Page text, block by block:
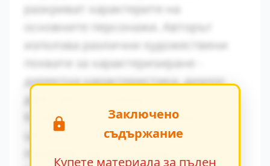
разкриват характерите на
основните персонажи. Авторът
използва различни художествени
похвати за характеризиране -
директна характеристика, диалог,
действия и вътрешен монолог.
Конфликтът между традиционните
ценности и модерните идеи се
Заключено
съдържание
Купете материала за пълен